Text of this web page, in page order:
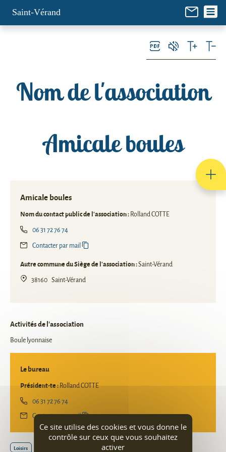
Saint-Vérand
Nom de l'association
Amicale boules
Amicale boules
Nom du contact public de l'association :Rolland COTTE
06 31 72 76 74
Contacter par mail
Autre commune du Siège de l'association :Saint-Vérand
38160 Saint-Vérand
Activités de l'association
Boule lyonnaise
Le bureau
Président-te :Rolland COTTE
06 31 72 76 74
Contacter par mail
Loisirs
Ce site utilise des cookies et vous donne le
contrôle sur ceux que vous souhaitez
activer